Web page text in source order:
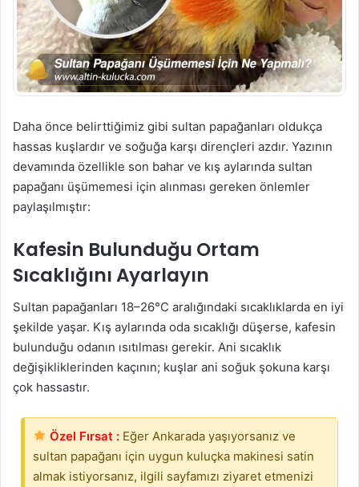
Daha önce belirttiğimiz gibi sultan papağanları oldukça
hassas kuşlardır ve soğuğa karşı dirençleri azdır. Yazının
devamında özellikle son bahar ve kış aylarında sultan
papağanı üşümemesi için alınması gereken önlemler
paylaşılmıştır:
Kafesin Bulunduğu Ortam
Sıcaklığını Ayarlayın
Sultan papağanları 18–26°C aralığındaki sıcaklıklarda en iyi
şekilde yaşar. Kış aylarında oda sıcaklığı düşerse, kafesin
bulunduğu odanın ısıtılması gerekir. Ani sıcaklık
değişikliklerinden kaçının; kuşlar ani soğuk şokuna karşı
çok hassastır.
Özel Fırsat : Eğer Ankarada yaşıyorsanız ve
sultan papağanı için uygun kuluçka makinesi satin
almak istiyorsanız, ilgili sayfamızı ziyaret etmenizi